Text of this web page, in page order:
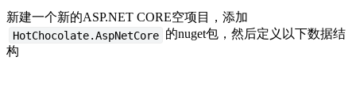
新建一个新的ASP.NET CORE空项目，添加
HotChocolate.AspNetCore 的nuget包，然后定义以下数据结
构